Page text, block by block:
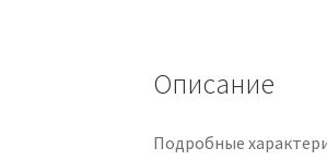
Описание
Подробные